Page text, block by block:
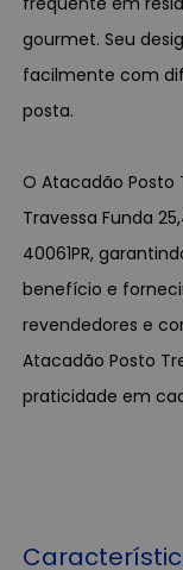
gourmet. Seu
facilmente com
posta.
O Atacadão Posto
Travessa Funda
40061PR,
benefício e
revendedores e
Atacadão Posto
praticidade em